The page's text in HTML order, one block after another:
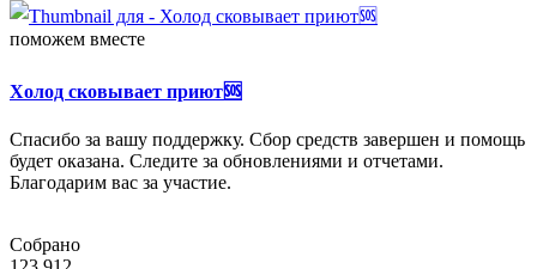
поможем вместе
Холод сковывает приют🆘
Спасибо за вашу поддержку. Сбор средств завершен и помощь
будет оказана. Следите за обновлениями и отчетами.
Благодарим вас за участие.
Собрано